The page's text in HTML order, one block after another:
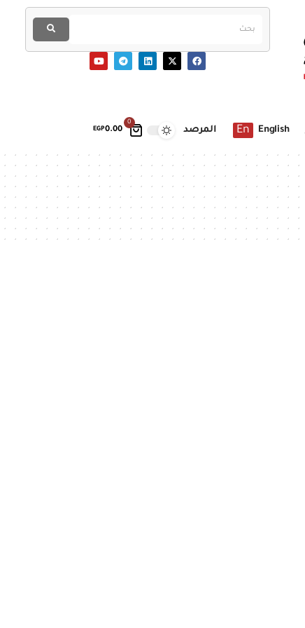
0
EGP0.00 English
En المرصد